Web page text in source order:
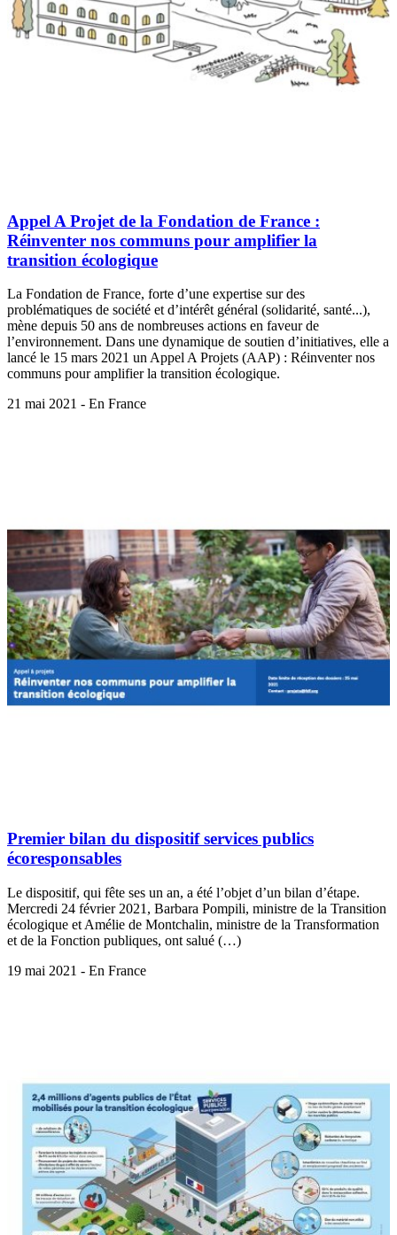
Appel A Projet de la Fondation de France :
Réinventer nos communs pour amplifier la
transition écologique
La Fondation de France, forte d’une expertise sur des
problématiques de société et d’intérêt général (solidarité, santé...),
mène depuis 50 ans de nombreuses actions en faveur de
l’environnement. Dans une dynamique de soutien d’initiatives, elle a
lancé le 15 mars 2021 un Appel A Projets (AAP) : Réinventer nos
communs pour amplifier la transition écologique.
21 mai 2021 - En France
Premier bilan du dispositif services publics
écoresponsables
Le dispositif, qui fête ses un an, a été l’objet d’un bilan d’étape.
Mercredi 24 février 2021, Barbara Pompili, ministre de la Transition
écologique et Amélie de Montchalin, ministre de la Transformation
et de la Fonction publiques, ont salué (…)
19 mai 2021 - En France